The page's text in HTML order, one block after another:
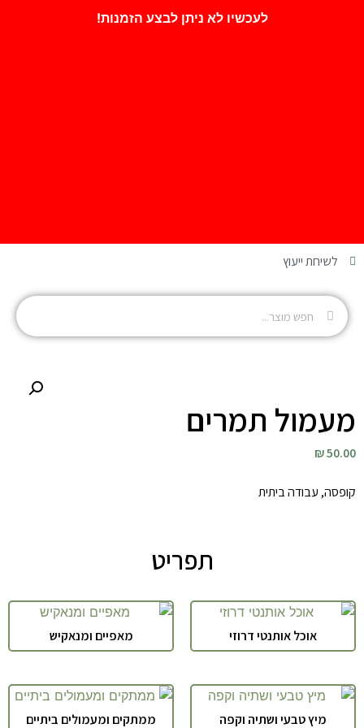
לעכשיו לא ניתן לבצע הזמנות!
לשיחת ייעוץ
מעמול תמרים
50.00 ₪
קופסה, עבודה ביתית
תפריט
אוכל אותנטי דרוזי מאפיים ומנאקיש
מיץ טבעי ושתיה וקפה ממתקים ומעמולים ביתיים